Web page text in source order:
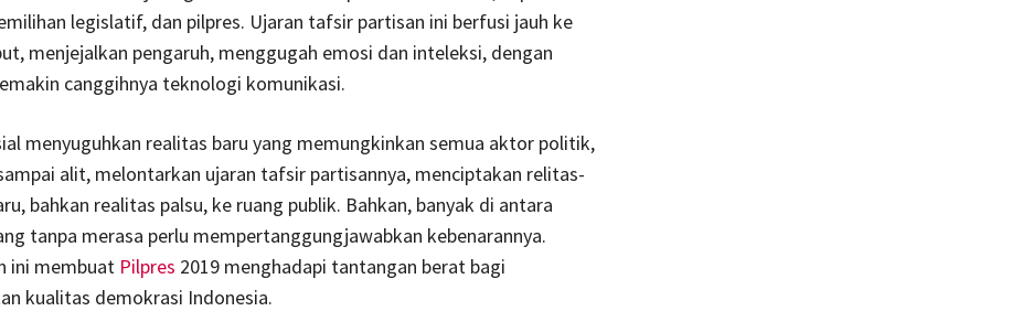
legislatif, dan pilpres. Ujaran tafsir partisan ini berfusi jauh ke
menjejalkan pengaruh, menggugah emosi dan inteleksi, dengan
canggihnya teknologi komunikasi.
menyuguhkan realitas baru yang memungkinkan semua aktor politik,
alit, melontarkan ujaran tafsir partisannya, menciptakan relitas-
bahkan realitas palsu, ke ruang publik. Bahkan, banyak di antara
tanpa merasa perlu mempertanggungjawabkan kebenarannya.
ini membuat Pilpres 2019 menghadapi tantangan berat bagi
kualitas demokrasi Indonesia.